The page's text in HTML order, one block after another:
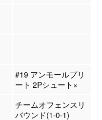
#19 アンモールプリ
ート 2Pシュート×
チームオフェンスリ
バウンド(1-0-1)